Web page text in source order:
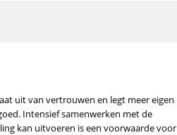
uit van vertrouwen en legt meer eigen
Intensief samenwerken met de
kan uitvoeren is een voorwaarde voor